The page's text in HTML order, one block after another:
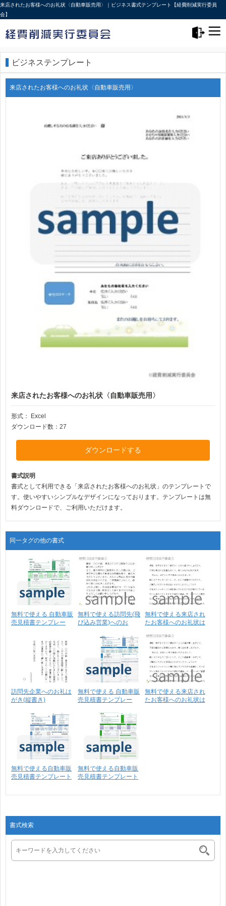
来店されたお客様へのお礼状〈自動車販売用〉｜ビジネス書式テンプレート【経費削減実行委員
会】
ビジネステンプレート
来店されたお客様へのお礼状〈自動車販売用〉
来店されたお客様へのお礼状〈自動車販売用〉
形式：
Excel
ダウンロード数：27
ダウンロードする
書式説明
書式として利用できる「来店されたお客様へのお礼状」のテンプレートで
す。使いやすいシンプルなデザインになっております。テンプレートは無
料ダウンロードで、ご利用いただけます。
同一タグの他の書式
無料で使える 自動車販
売見積書テンプレー
無料で使える訪問先(飛
び込み営業)へのお
無料で使える来店され
たお客様へのお礼状は
訪問先企業へのお礼は
がき(縦書き)
無料で使える 自動車販
売見積書テンプレー
無料で使える来店され
たお客様へのお礼状は
無料で使える自動車販
売見積書テンプレート
無料で使える自動車販
売見積書テンプレート
書式検索